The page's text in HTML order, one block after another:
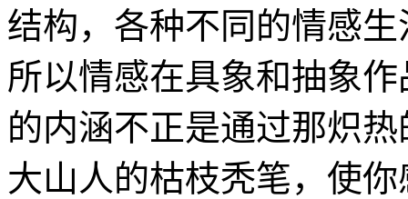
结构，各种不同的情感
所以情感在具象和抽象
的内涵不正是通过那炽
大山人的枯枝秃笔，使